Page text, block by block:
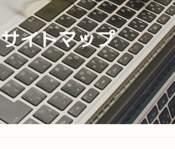
サイトマップ